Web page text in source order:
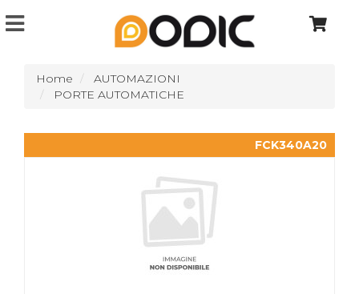
Home
AUTOMAZIONI
PORTE AUTOMATICHE
FCK340A20